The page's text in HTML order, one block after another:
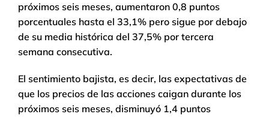
próximos seis meses, aumentaron 0,8 puntos
porcentuales hasta el 33,1% pero sigue por debajo
de su media histórica del 37,5% por tercera
semana consecutiva.
El sentimiento bajista, es decir, las expectativas de
que los precios de las acciones caigan durante los
próximos seis meses, disminuyó 1,4 puntos